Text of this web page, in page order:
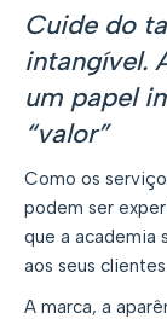
Cuide do
intangível.
um papel
“valor”
Como os
podem ser
que a academia
aos seus clientes.
A marca, a